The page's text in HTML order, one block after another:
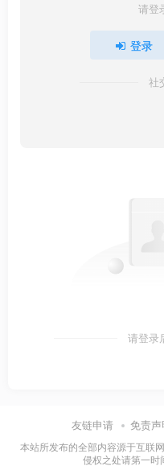
请登
登录
社
请登录
友链申请 免责声
本站所发布的全部内容源于互联
侵权之处请第一时